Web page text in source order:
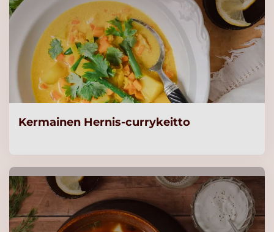
Kermainen Hernis-currykeitto